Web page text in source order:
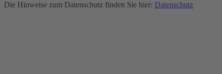
Die Hinweise zum Datenschutz finden Sie hier: Datenschutz